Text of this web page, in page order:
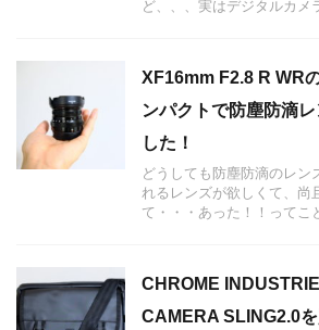
ど、、、実はデジタルカメ
XF16mm F2.8 R WR
ンパクトで防塵防滴
した！
どうしても防塵防滴のレン
れるレンズが欲しくて、尚
て・・・あった！！ってこ
CHROME
CAMERA SLING2.0